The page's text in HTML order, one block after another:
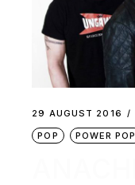
29 AUGUST 2016
POP
POWER POP